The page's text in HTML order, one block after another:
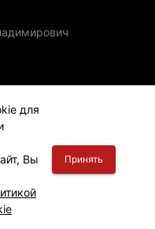
для
Вы
Принять